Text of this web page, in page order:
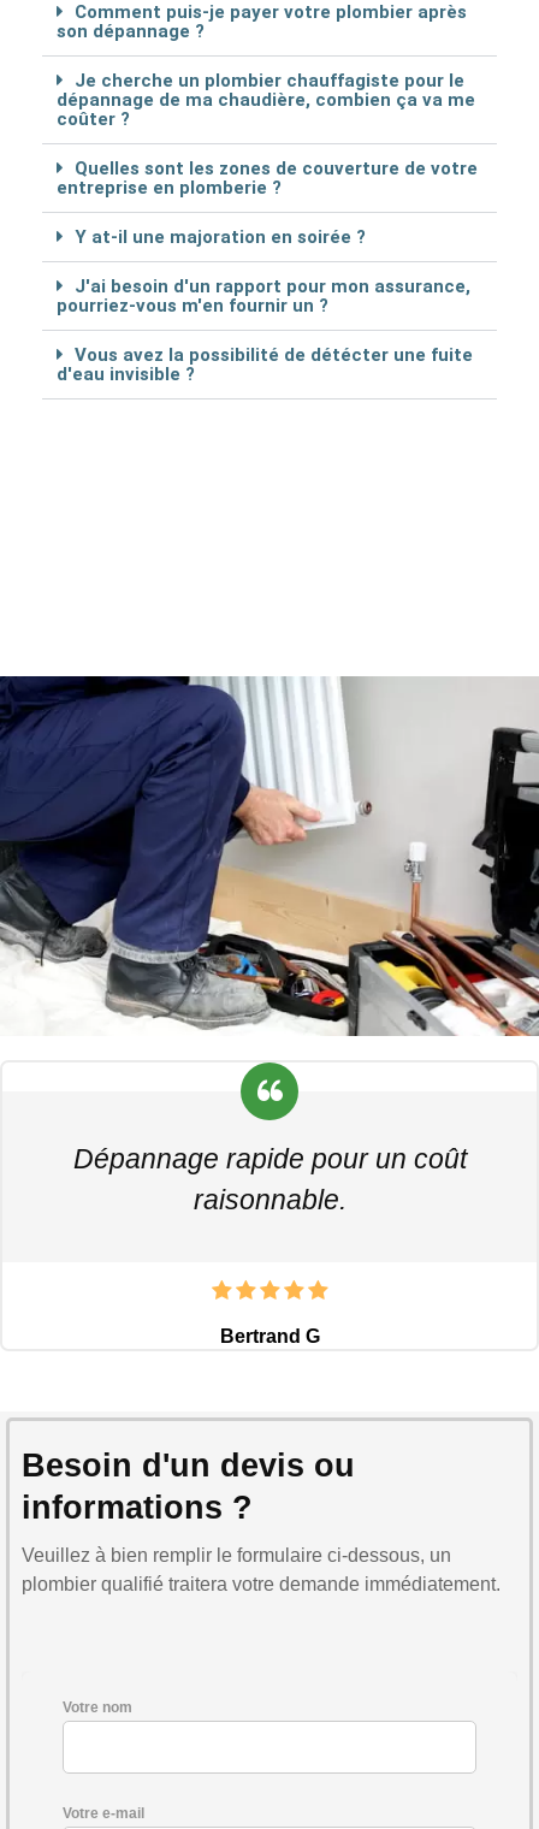
Comment puis-je payer votre plombier après
son dépannage ?
Je cherche un plombier chauffagiste pour le
dépannage de ma chaudière, combien ça va me
coûter ?
Quelles sont les zones de couverture de votre
entreprise en plomberie ?
Y at-il une majoration en soirée ?
J'ai besoin d'un rapport pour mon assurance,
pourriez-vous m'en fournir un ?
Vous avez la possibilité de détécter une fuite
d'eau invisible ?
Dépannage rapide pour un coût
raisonnable.
Bertrand G
Besoin d'un devis ou
informations ?
Veuillez à bien remplir le formulaire ci-dessous, un
plombier qualifié traitera votre demande immédiatement.
Votre nom
Votre e-mail